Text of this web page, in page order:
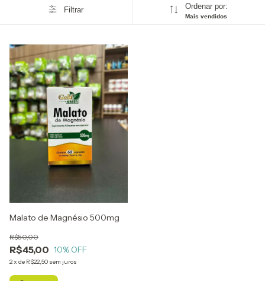
Filtrar Ordenar por:
Mais vendidos
Malato de Magnésio 500mg
R$45,00
R$50,00
10% OFF
2x de R$22,50 sem juros